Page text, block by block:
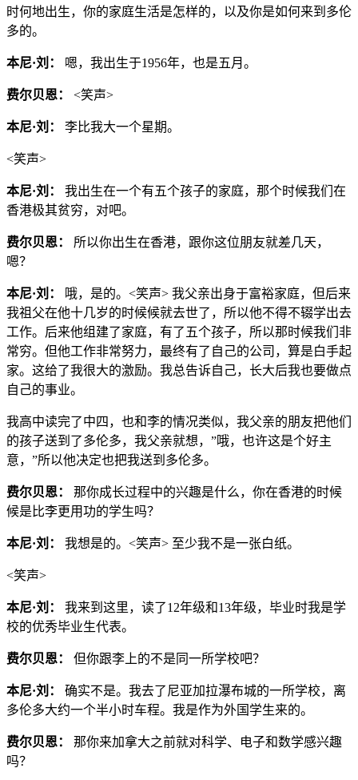
时何地出生，你的家庭生活是怎样的，以及你是如何来到多伦
多的。
本尼·刘： 嗯，我出生于1956年，也是五月。
费尔贝恩： <笑声>
本尼·刘： 李比我大一个星期。
<笑声>
本尼·刘：
我出生在一个有五个孩子的家庭，那个时候我们在
香港极其贫穷，对吧。
费尔贝恩：
所以你出生在香港，跟你这位朋友就差几天，
嗯？
本尼·刘：
哦，是的。<笑声> 我父亲出身于富裕家庭，但后来
我祖父在他十几岁的时候候就去世了，所以他不得不辍学出去
工作。后来他组建了家庭，有了五个孩子，所以那时候我们非
常穷。但他工作非常努力，最终有了自己的公司，算是白手起
家。这给了我很大的激励。我总告诉自己，长大后我也要做点
自己的事业。
我高中读完了中四，也和李的情况类似，我父亲的朋友把他们
的孩子送到了多伦多，我父亲就想，”哦，也许这是个好主
意，”所以他决定也把我送到多伦多。
费尔贝恩：
那你成长过程中的兴趣是什么，你在香港的时候
候是比李更用功的学生吗？
本尼·刘： 我想是的。<笑声> 至少我不是一张白纸。
<笑声>
本尼·刘：
我来到这里，读了12年级和13年级，毕业时我是学
校的优秀毕业生代表。
费尔贝恩： 但你跟李上的不是同一所学校吧？
本尼·刘：
确实不是。我去了尼亚加拉瀑布城的一所学校，离
多伦多大约一个半小时车程。我是作为外国学生来的。
费尔贝恩：
那你来加拿大之前就对科学、电子和数学感兴趣
吗？